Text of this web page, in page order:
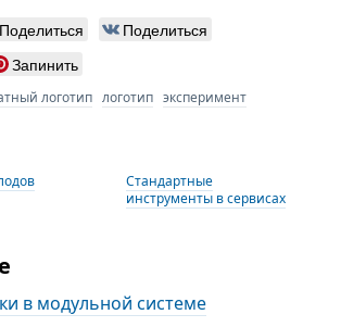
Поделиться
Поделиться
Запинить
логотип логотип эксперимент
Стандартные
инструменты в сервисах
в модульной системе